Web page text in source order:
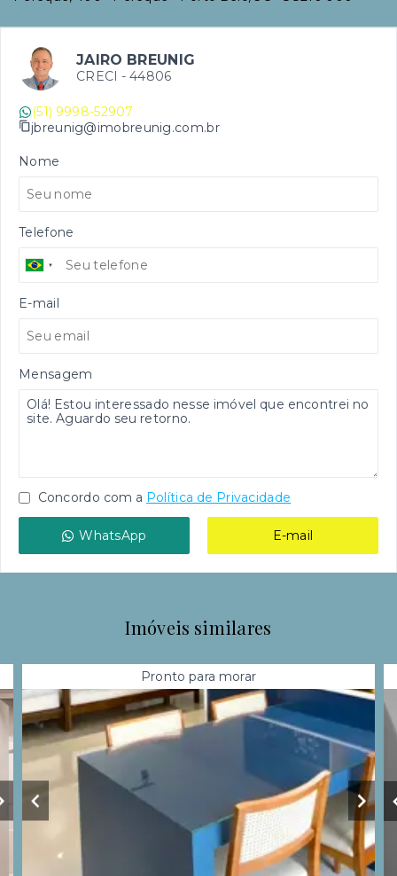
JAIRO BREUNIG
CRECI - 44806
(51) 9998-52907
jbreunig@imobreunig.com.br
Nome
Telefone
E-mail
Mensagem
Concordo com a Política de Privacidade
WhatsApp E-mail
Imóveis similares
Pronto para morar